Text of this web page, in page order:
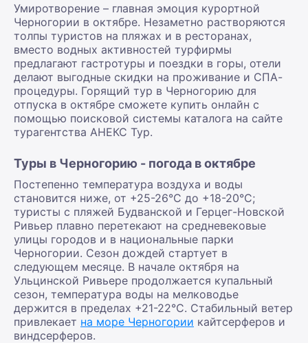
Умиротворение – главная эмоция курортной
Черногории в октябре. Незаметно растворяются
толпы туристов на пляжах и в ресторанах,
вместо водных активностей турфирмы
предлагают гастротуры и поездки в горы, отели
делают выгодные скидки на проживание и СПА-
процедуры. Горящий тур в Черногорию для
отпуска в октябре сможете купить онлайн с
помощью поисковой системы каталога на сайте
турагентства АНЕКС Тур.
Туры в Черногорию - погода в октябре
Постепенно температура воздуха и воды
становится ниже, от +25-26°С до +18-20°С;
туристы с пляжей Будванской и Герцег-Новской
Ривьер плавно перетекают на средневековые
улицы городов и в национальные парки
Черногории. Сезон дождей стартует в
следующем месяце. В начале октября на
Ульцинской Ривьере продолжается купальный
сезон, температура воды на мелководье
держится в пределах +21-22°С. Стабильный ветер
привлекает на море Черногории кайтсерферов и
виндсерферов.